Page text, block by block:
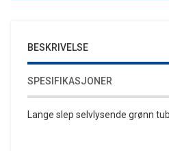
BESKRIVELSE
SPESIFIKASJONER
Lange slep selvlysende grønn